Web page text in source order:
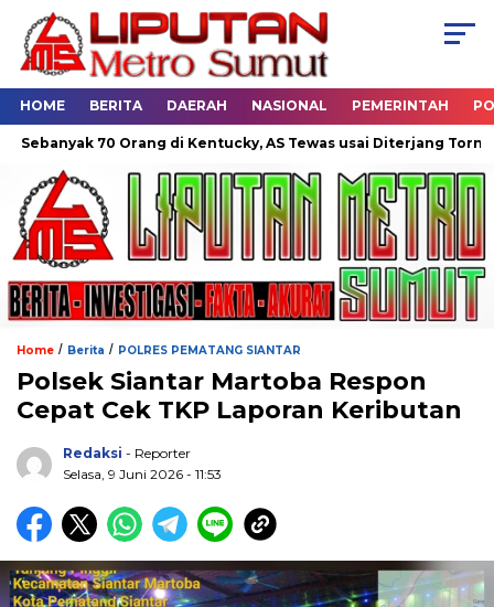
HOME BERITA DAERAH NASIONAL PEMERINTAH
70 Orang di Kentucky, AS Tewas usai Diterjang Tornado
Home / Berita / POLRES PEMATANG SIANTAR
Polsek Siantar Martoba Respon
Cepat Cek TKP Laporan Keributan
Redaksi - Reporter
Selasa, 9 Juni 2026 - 11:53